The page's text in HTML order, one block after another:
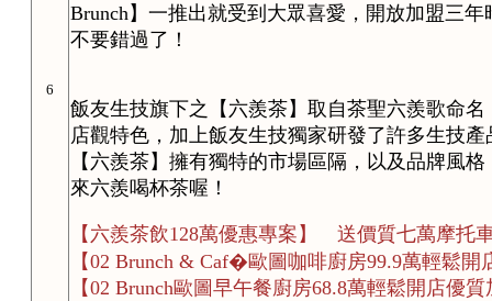
6
Brunch】一推出就受到大眾喜愛，開放加盟三
不要錯過了！
飯友生技旗下之【六羨茶】取自茶聖六羨歌命
店觀特色，加上飯友生技獨家研發了許多生技
【六羨茶】擁有獨特的市場區隔，以及品牌風
來六羨喝杯茶喔！
【六羨茶飲128萬優惠專案】 送價質七萬摩托
【02 Brunch & Caf�歐圖咖啡廚房99.9萬輕鬆
【02 Brunch歐圖早午餐廚房68.8萬輕鬆開店優